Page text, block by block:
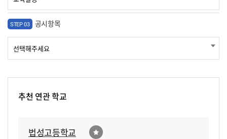
STEP 03 공시항목
추천 연관 학교
법성고등학교